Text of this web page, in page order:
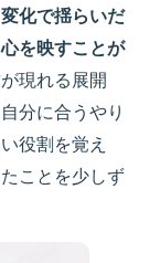
化で揺らいだ
を映すことが
現れる展開
分に合うやり
役割を覚え
ことを少しず